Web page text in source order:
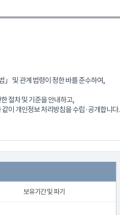
및 관계 법령이 정한 바를 준수하여,
절차 및 기준을 안내하고,
이 개인정보 처리방침을 수립·공개합니다.
보유기간 및 파기